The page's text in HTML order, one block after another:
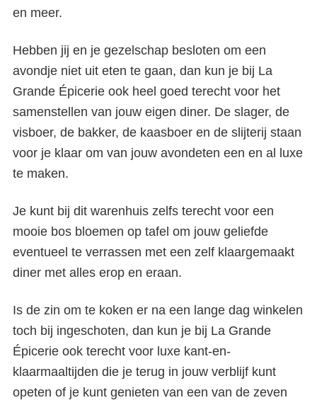
en meer.
Hebben jij en je gezelschap besloten om een
avondje niet uit eten te gaan, dan kun je bij La
Grande Épicerie ook heel goed terecht voor het
samenstellen van jouw eigen diner. De slager, de
visboer, de bakker, de kaasboer en de slijterij staan
voor je klaar om van jouw avondeten een en al luxe
te maken.
Je kunt bij dit warenhuis zelfs terecht voor een
mooie bos bloemen op tafel om jouw geliefde
eventueel te verrassen met een zelf klaargemaakt
diner met alles erop en eraan.
Is de zin om te koken er na een lange dag winkelen
toch bij ingeschoten, dan kun je bij La Grande
Épicerie ook terecht voor luxe kant-en-
klaarmaaltijden die je terug in jouw verblijf kunt
opeten of je kunt genieten van een van de zeven